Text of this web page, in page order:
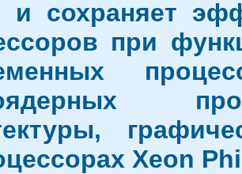
и сохраняет
при
Xeon